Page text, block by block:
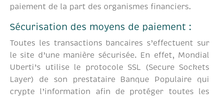
paiement de la part des organismes financiers.
Sécurisation des moyens de paiement :
Toutes les transactions bancaires s’effectuent sur
le site d’une manière sécurisée. En effet, Mondial
Uberti’s utilise le protocole SSL (Secure Sockets
Layer) de son prestataire Banque Populaire qui
crypte l’information afin de protéger toutes les